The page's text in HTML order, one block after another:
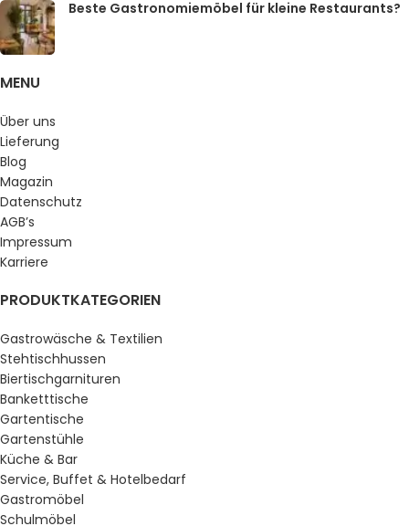
Beste Gastronomiemöbel für kleine Restaurants?
MENU
Über uns
Lieferung
Blog
Magazin
Datenschutz
AGB’s
Impressum
Karriere
PRODUKTKATEGORIEN
Gastrowäsche & Textilien
Stehtischhussen
Biertischgarnituren
Banketttische
Gartentische
Gartenstühle
Küche & Bar
Service, Buffet & Hotelbedarf
Gastromöbel
Schulmöbel